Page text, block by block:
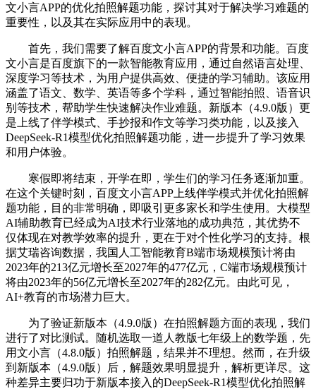
文小言APP的优化拍照解题功能，探讨其对于解决学习难题的
重要性，以及其在实际应用中的表现。
首先，我们需要了解百度文小言APP的背景和功能。百度
文小言是百度旗下的一款智能教育应用，通过自然语言处理、
深度学习等技术，为用户提供高效、便捷的学习辅助。该应用
涵盖了语文、数学、英语等多个学科，通过智能拍照、语音识
别等技术，帮助学生快速解决作业难题。新版本（4.9.0版）更
是上线了伴学模式、手抄报和作文等学习类功能，以及接入
DeepSeek-R1模型优化拍照解题功能，进一步提升了学习效果
和用户体验。
寒假即将结束，开学在即，学生们的学习任务逐渐加重。
在这个关键时刻，百度文小言APP上线伴学模式并优化拍照解
题功能，目的非常明确，即吸引更多家长和学生使用。大模型
AI辅助教育已经成为AI技术行业落地的成功典范，其优势不
仅体现在对教学效率的提升，更在于对个性化学习的支持。根
据艾瑞咨询数据，我国人工智能教育B端市场规模预计将由
2023年的213亿元增长至2027年的477亿元，C端市场规模预计
将由2023年的56亿元增长至2027年的282亿元。由此可见，
AI+教育的市场潜力巨大。
为了验证新版本（4.9.0版）在拍照解题方面的表现，我们
进行了对比测试。随机选取一道人教版七年级上的数学题，先
用文小言（4.8.0版）拍照解题，结果并不理想。然而，在升级
到新版本（4.9.0版）后，解题效果明显提升，解析更详尽。这
种差异主要归功于新版本接入的DeepSeek-R1模型优化拍照解